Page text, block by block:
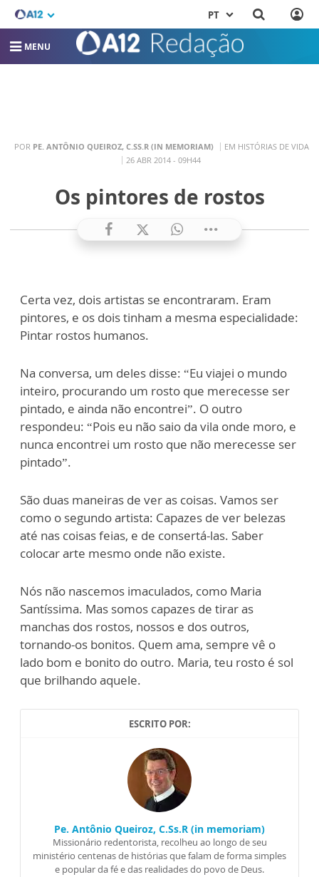
PT
MENU
POR PE. ANTÔNIO QUEIROZ, C.SS.R (IN MEMORIAM)
EM HISTÓRIAS DE VIDA
26 ABR 2014 - 09H44
Os pintores de rostos
Certa vez, dois artistas se encontraram. Eram
pintores, e os dois tinham a mesma especialidade:
Pintar rostos humanos.
Na conversa, um deles disse: “Eu viajei o mundo
inteiro, procurando um rosto que merecesse ser
pintado, e ainda não encontrei”. O outro
respondeu: “Pois eu não saio da vila onde moro, e
nunca encontrei um rosto que não merecesse ser
pintado”.
São duas maneiras de ver as coisas. Vamos ser
como o segundo artista: Capazes de ver belezas
até nas coisas feias, e de consertá-las. Saber
colocar arte mesmo onde não existe.
Nós não nascemos imaculados, como Maria
Santíssima. Mas somos capazes de tirar as
manchas dos rostos, nossos e dos outros,
tornando-os bonitos. Quem ama, sempre vê o
lado bom e bonito do outro. Maria, teu rosto é sol
que brilhando aquele.
ESCRITO POR:
Pe. Antônio Queiroz, C.Ss.R (in memoriam)
Missionário redentorista, recolheu ao longo de seu
ministério centenas de histórias que falam de forma simples
e popular da fé e das realidades do povo de Deus.